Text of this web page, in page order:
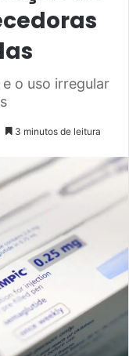
o uso irregular
3 minutos de leitura